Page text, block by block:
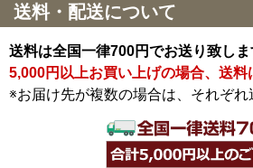
送料・配送について
送料は全国一律700円でお送り致しま
5,000円以上お買い上げの場合、送料
※お届け先が複数の場合は、それぞれ